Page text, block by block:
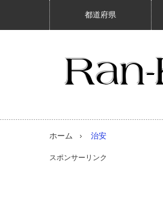
都道府県
ホーム 治安
スポンサーリンク